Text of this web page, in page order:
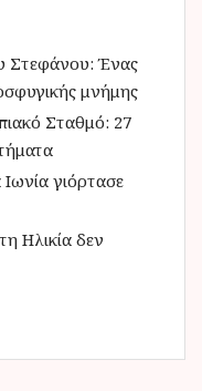
Στεφάνου: Ένας
μνήμης
Σταθμό: 27
γιόρτασε
Ηλικία δεν